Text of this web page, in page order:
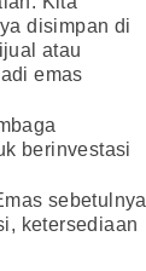
disimpan di
atau
emas
berinvestasi
sebetulnya
ketersediaan